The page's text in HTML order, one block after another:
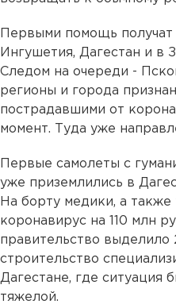
Первыми помощь
Ингушетия, Дагестан и в
Следом на очереди -
регионы и города
пострадавшими от
момент. Туда уже
Первые самолеты с
уже приземлились в
На борту медики, а
коронавирус на 110 млн
правительство выделило
строительство
Дагестане, где ситуация
тяжелой.